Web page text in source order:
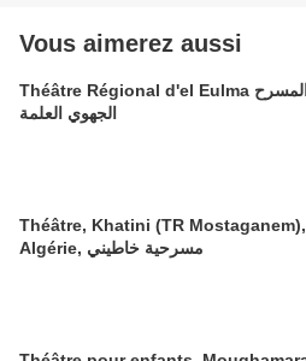
Vous aimerez aussi
Théâtre Régional d'el Eulma المسرح
الجهوي العلمة
Théâtre, Khatini (TR Mostaganem),
Algérie, مسرحية خاطيني